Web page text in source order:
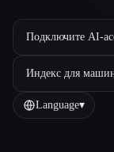
Подключите AI-
Индекс для
Language▾